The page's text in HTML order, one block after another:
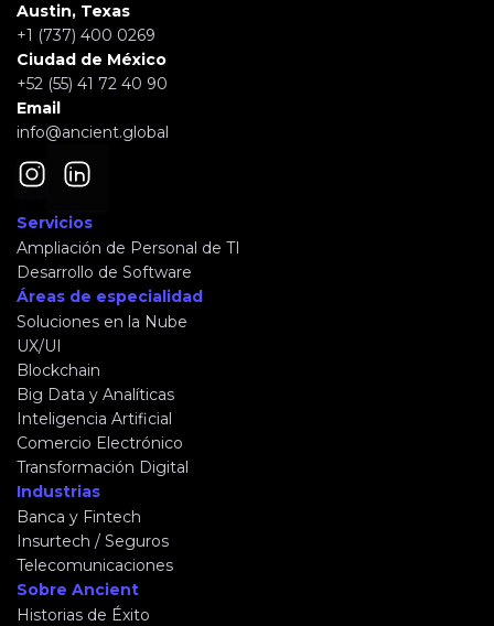
Austin, Texas
+1 (737) 400 0269
Ciudad de México
+52 (55) 41 72 40 90
Email
info@ancient.global
Servicios
Ampliación de Personal de TI
Desarrollo de Software
Áreas de especialidad
Soluciones en la Nube
UX/UI
Blockchain
Big Data y Analíticas
Inteligencia Artificial
Comercio Electrónico
Transformación Digital
Industrias
Banca y Fintech
Insurtech / Seguros
Telecomunicaciones
Sobre Ancient
Historias de Éxito